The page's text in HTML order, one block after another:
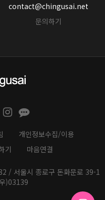
contact@chingusai.net
문의하기
개인정보수집/이용
기 마음연결
/ 서울시 종로구 돈화문로 39-1
)03139